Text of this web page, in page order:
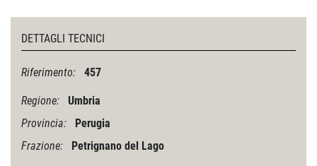
DETTAGLI TECNICI
Riferimento: 457
Regione:
Umbria
Provincia:
Perugia
Frazione:
Petrignano del Lago